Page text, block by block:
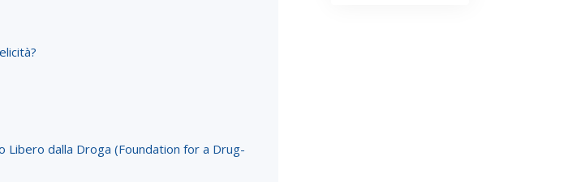
Libero dalla Droga (Foundation for a Drug-